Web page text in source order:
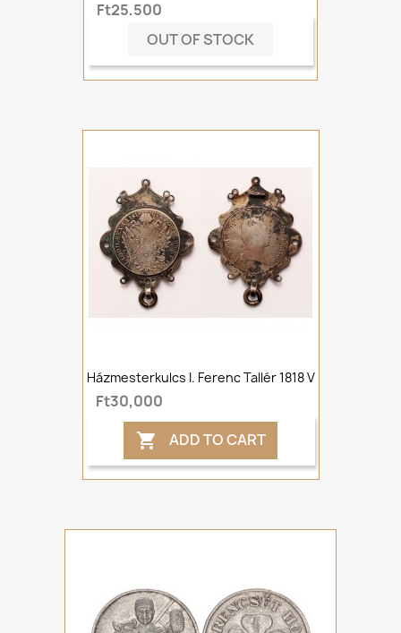
Ft25,500
OUT OF STOCK
Házmesterkulcs I. Ferenc Tallér 1818 V
Ft30,000
 ADD TO CART